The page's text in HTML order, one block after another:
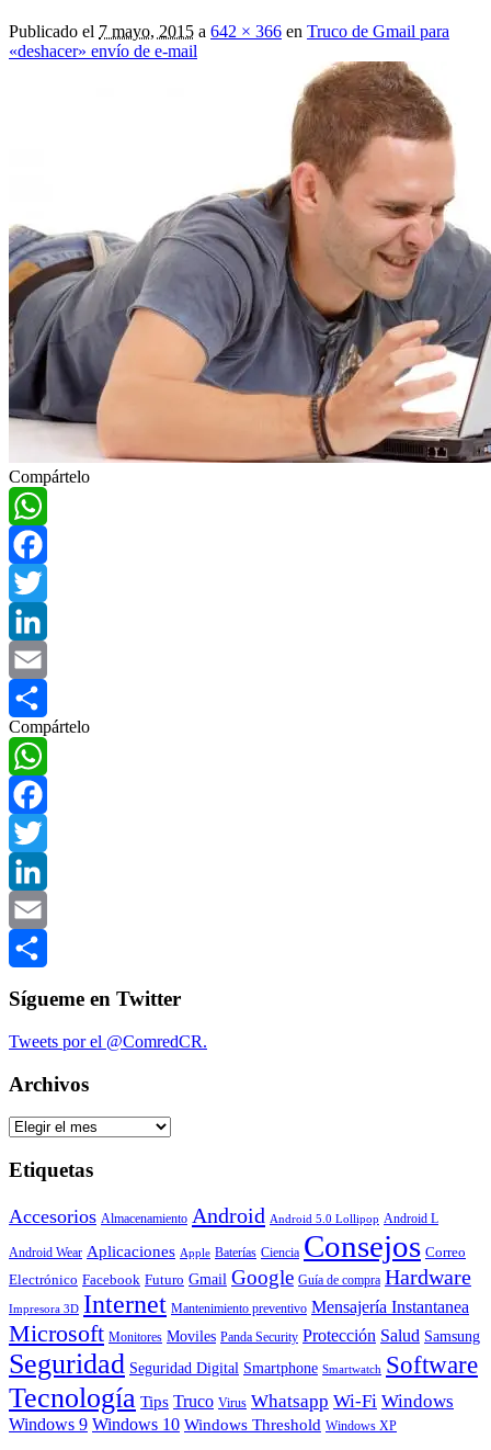
Publicado el 7 mayo, 2015 a 642 × 366 en Truco de Gmail para
«deshacer» envío de e-mail
Compártelo
WhatsApp
Facebook
Twitter
LinkedIn
Email
Compartir
Compártelo
WhatsApp
Facebook
Twitter
LinkedIn
Email
Compartir
Sígueme en Twitter
Tweets por el @ComredCR.
Archivos
Archivos
Etiquetas
Accesorios Almacenamiento Android Android 5.0 Lollipop Android L
Android Wear Aplicaciones Apple Baterías Ciencia Consejos Correo
Electrónico Facebook Futuro Gmail Google Guía de compra Hardware
Impresora 3D Internet Mantenimiento preventivo Mensajería Instantanea
Microsoft Monitores Moviles Panda Security Protección Salud Samsung
Seguridad Seguridad Digital Smartphone Smartwatch Software
Tecnología Tips Truco Virus Whatsapp Wi-Fi Windows
Windows 9 Windows 10 Windows Threshold Windows XP